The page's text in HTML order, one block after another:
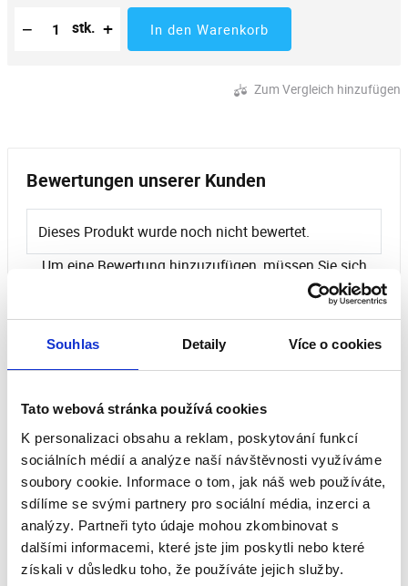
Souhlas Detaily Více o cookies
Tato webová stránka používá cookies
K personalizaci obsahu a reklam, poskytování funkcí
sociálních médií a analýze naší návštěvnosti využíváme
soubory cookie. Informace o tom, jak náš web používáte,
sdílíme se svými partnery pro sociální média, inzerci a
analýzy. Partneři tyto údaje mohou zkombinovat s
dalšími informacemi, které jste jim poskytli nebo které
získali v důsledku toho, že používáte jejich služby.
−
Reduzierung der Menge
Anzahl der Stücke
stk. + In den Warenkorb
Zum Vergleich hinzufügen
Bewertungen unserer Kunden
Dieses Produkt wurde noch nicht bewertet.
Um eine Bewertung hinzuzufügen, müssen Sie sich
Bewerten Sie das Produkt
Empfohlenes Zubehör